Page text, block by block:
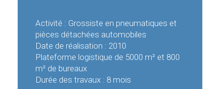
Activité : Grossiste en pneumatiques et
pièces détachées automobiles
Date de réalisation : 2010
Plateforme logistique de 5000 m² et 800
m² de bureaux
Durée des travaux : 8 mois